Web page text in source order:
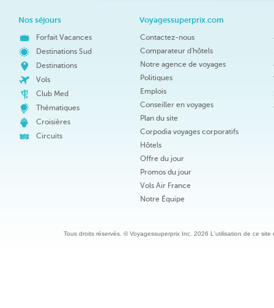
Nos séjours
Forfait Vacances
Destinations Sud
Destinations
Vols
Club Med
Thématiques
Croisières
Circuits
Voyagessuperprix.com
Contactez-nous
Comparateur d'hôtels
Notre agence de voyages
Politiques
Emplois
Conseiller en voyages
Plan du site
Corpodia voyages corporatifs
Hôtels
Offre du jour
Promos du jour
Vols Air France
Notre Équipe
Tous droits réservés. © Voyagessuperprix Inc. 2026 L'utilisation de ce